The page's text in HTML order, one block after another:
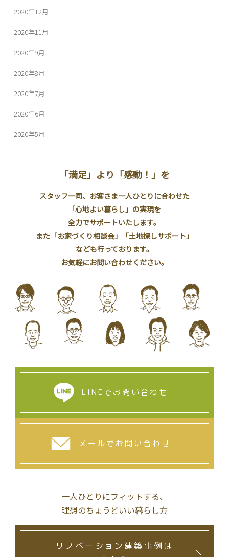
2020年12月
2020年11月
2020年9月
2020年8月
2020年7月
2020年6月
2020年5月
「満足」より「感動！」を
スタッフ一同、お客さま一人ひとりに合わせた
「心地よい暮らし」の実現を
全力でサポートいたします。
また「お家づくり相談会」「土地探しサポート」
なども行っております。
お気軽にお問い合わせください。
LINEでお問い合わせ
メールでお問い合わせ
一人ひとりにフィットする、
理想のちょうどいい暮らし方
リノベーション建築事例は